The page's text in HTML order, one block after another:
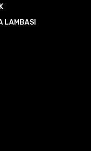
LAMBASI